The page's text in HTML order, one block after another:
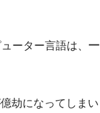
ーター言語は、 一
劫になってしまい